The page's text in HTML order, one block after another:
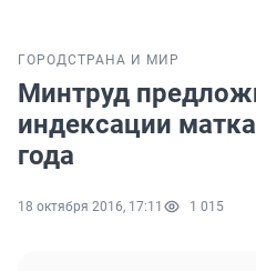
ГОРОДСТРАНА И МИР
Минтруд
индексации
года
18 октября 2016, 17:11 1 015